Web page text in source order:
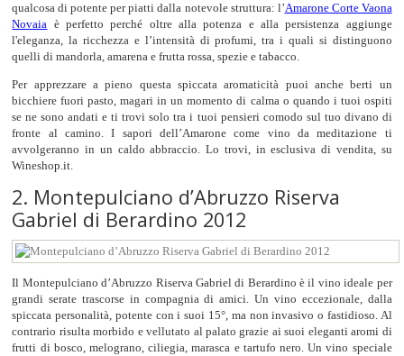
qualcosa di potente per piatti dalla notevole struttura: l’Amarone Corte Vaona
Novaia è perfetto perché oltre alla potenza e alla persistenza aggiunge
l'eleganza, la ricchezza e l’intensità di profumi, tra i quali si distinguono
quelli di mandorla, amarena e frutta rossa, spezie e tabacco.
Per apprezzare a pieno questa spiccata aromaticità puoi anche berti un
bicchiere fuori pasto, magari in un momento di calma o quando i tuoi ospiti
se ne sono andati e ti trovi solo tra i tuoi pensieri comodo sul tuo divano di
fronte al camino. I sapori dell’Amarone come vino da meditazione ti
avvolgeranno in un caldo abbraccio. Lo trovi, in esclusiva di vendita, su
Wineshop.it.
2. Montepulciano d’Abruzzo Riserva
Gabriel di Berardino 2012
Il Montepulciano d’Abruzzo Riserva Gabriel di Berardino è il vino ideale per
grandi serate trascorse in compagnia di amici. Un vino eccezionale, dalla
spiccata personalità, potente con i suoi 15°, ma non invasivo o fastidioso. Al
contrario risulta morbido e vellutato al palato grazie ai suoi eleganti aromi di
frutti di bosco, melograno, ciliegia, marasca e tartufo nero. Un vino speciale